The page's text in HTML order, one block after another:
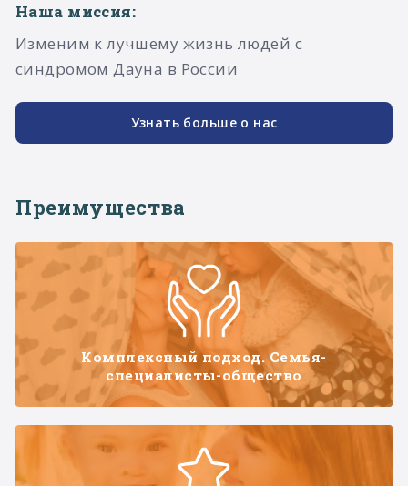
Наша миссия:
Изменим к лучшему жизнь людей с
синдромом Дауна в России
Узнать больше о нас
Преимущества
Комплексный подход. Семья-
специалисты-общество